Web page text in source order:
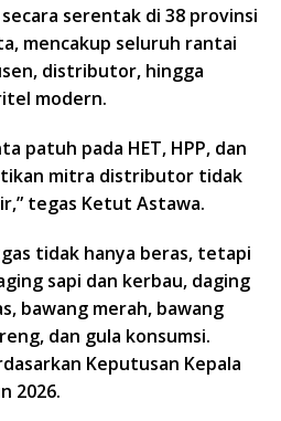
serentak di 38 provinsi
mencakup seluruh rantai
distributor, hingga
modern.
patuh pada HET, HPP, dan
mitra distributor tidak
tegas Ketut Astawa.
tidak hanya beras, tetapi
sapi dan kerbau, daging
bawang merah, bawang
dan gula konsumsi.
Keputusan Kepala
2026.